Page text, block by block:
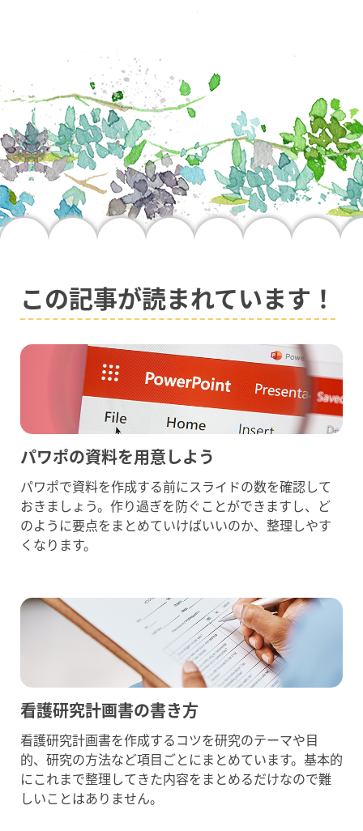
この記事が読まれています！
パワポの資料を用意しよう
パワポで資料を作成する前にスライドの数を確認して
おきましょう。作り過ぎを防ぐことができますし、ど
のように要点をまとめていけばいいのか、整理しやす
くなります。
看護研究計画書の書き方
看護研究計画書を作成するコツを研究のテーマや目
的、研究の方法など項目ごとにまとめています。基本的
にこれまで整理してきた内容をまとめるだけなので難
しいことはありません。